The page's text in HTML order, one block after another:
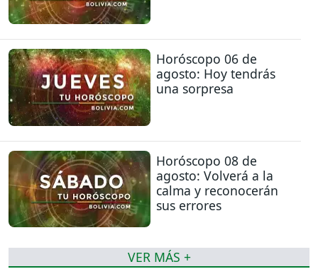
Horóscopo 06 de
agosto: Hoy tendrás
una sorpresa
Horóscopo 08 de
agosto: Volverá a la
calma y reconocerán
sus errores
VER MÁS +